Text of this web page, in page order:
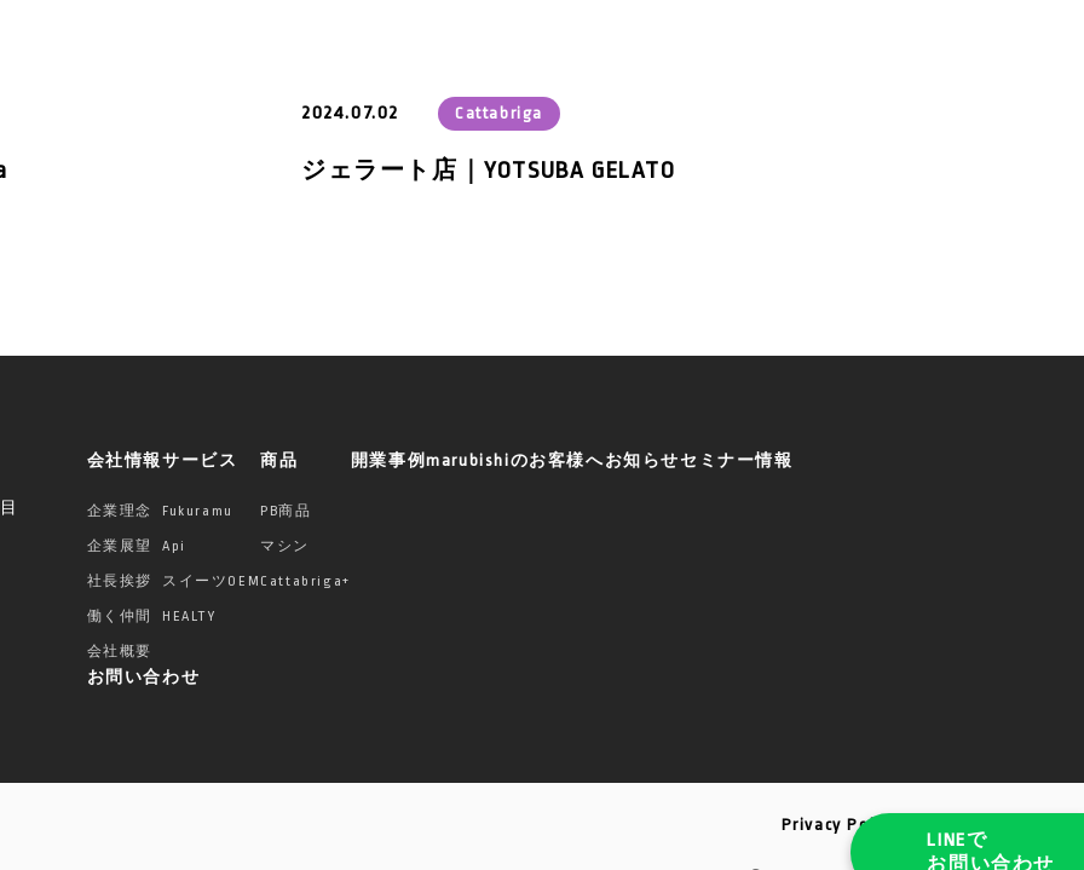
2024.07.02 Cattabriga
ジェラート店｜YOTSUBA GELATO
LINEで
お問い合わせ
会社情報
企業理念
企業展望
社長挨拶
働く仲間
会社概要
サービス
Fukuramu
Api
スイーツOEM
HEALTY
商品
PB商品
マシン
Cattabriga+
開業事例marubishiのお客様へお知らせセミナー情報
お問い合わせ
Privacy Policy